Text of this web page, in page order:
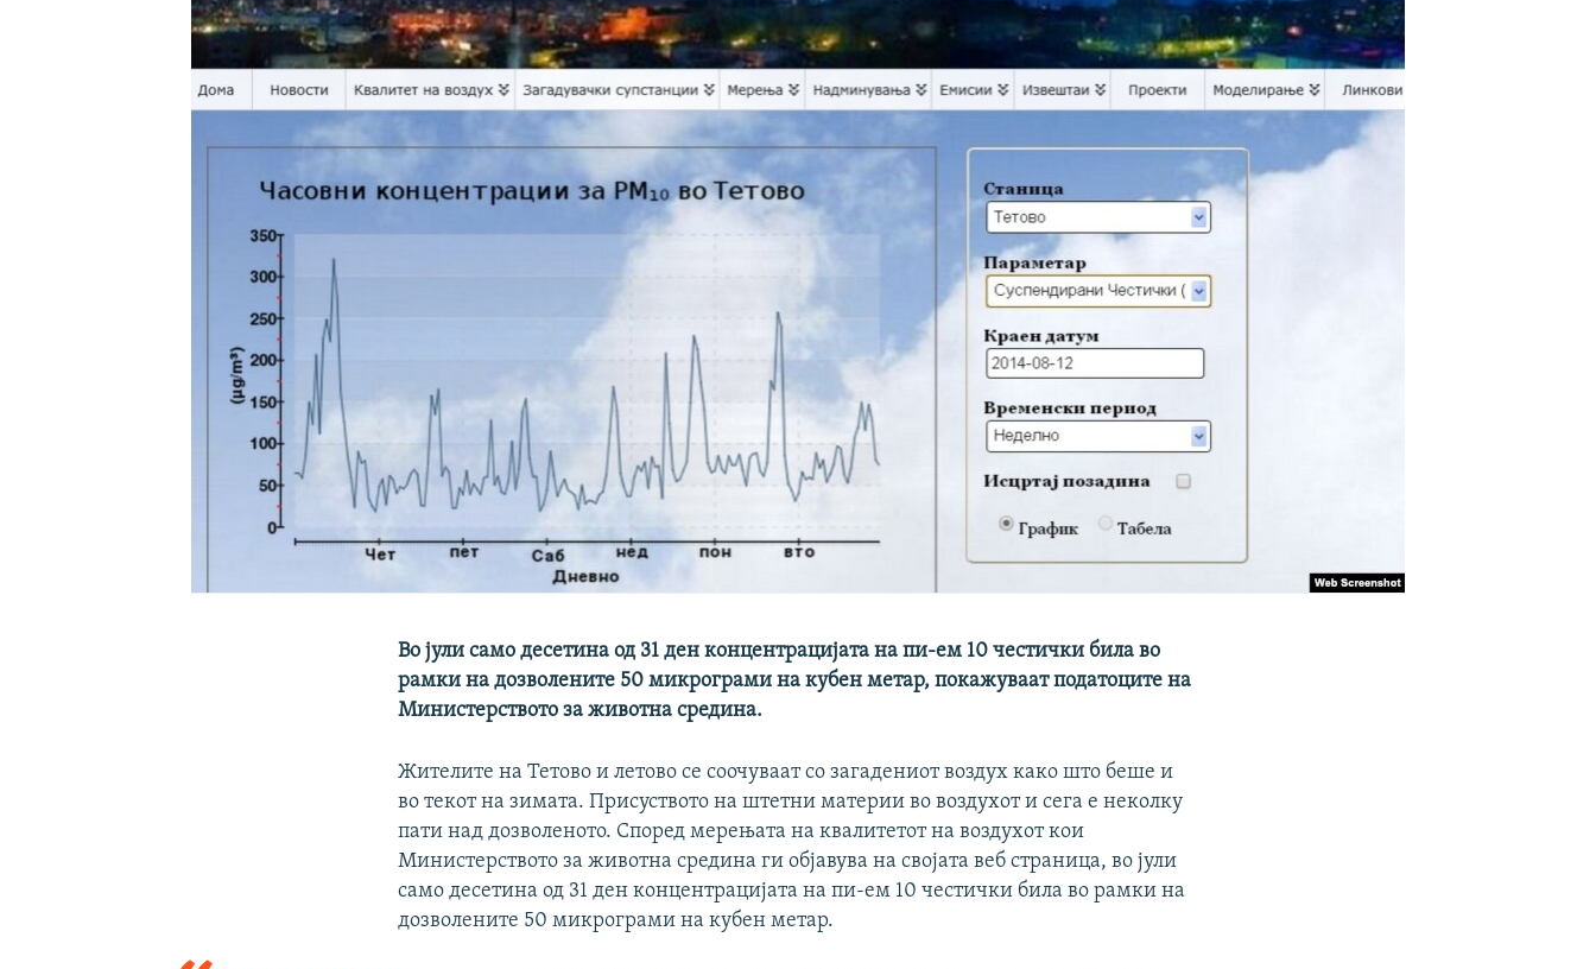
Во јули само десетина од 31 ден концентрацијата на пи-ем 10 честички била во
рамки на дозволените 50 микрограми на кубен метар, покажуваат податоците на
Министерството за животна средина.
Жителите на Тетово и летово се соочуваат со загадениот воздух како што беше и
во текот на зимата. Присуството на штетни материи во воздухот и сега е неколку
пати над дозволеното. Според мерењата на квалитетот на воздухот кои
Министерството за животна средина ги објавува на својата веб страница, во јули
само десетина од 31 ден концентрацијата на пи-ем 10 честички била во рамки на
дозволените 50 микрограми на кубен метар.